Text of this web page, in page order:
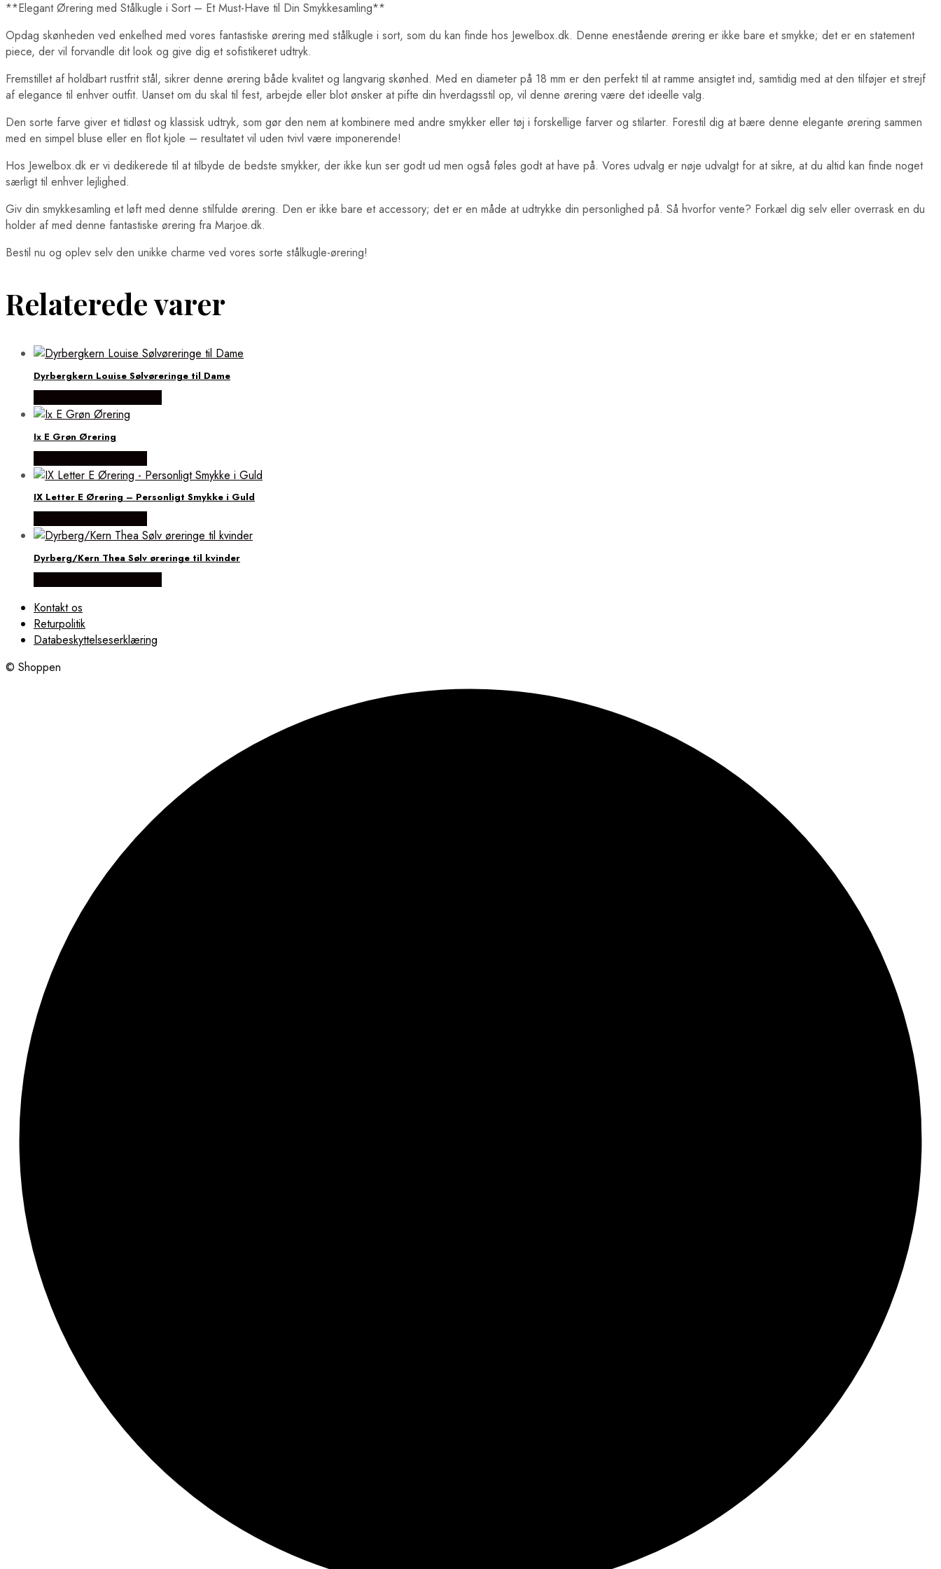
**Elegant Ørering med Stålkugle i Sort – Et Must-Have til Din Smykkesamling**
Opdag skønheden ved enkelhed med vores fantastiske ørering med stålkugle i sort, som du kan finde hos Jewelbox.dk. Denne enestående ørering er ikke bare et smykke; det er en statement
piece, der vil forvandle dit look og give dig et sofistikeret udtryk.
Fremstillet af holdbart rustfrit stål, sikrer denne ørering både kvalitet og langvarig skønhed. Med en diameter på 18 mm er den perfekt til at ramme ansigtet ind, samtidig med at den tilføjer et strejf
af elegance til enhver outfit. Uanset om du skal til fest, arbejde eller blot ønsker at pifte din hverdagsstil op, vil denne ørering være det ideelle valg.
Den sorte farve giver et tidløst og klassisk udtryk, som gør den nem at kombinere med andre smykker eller tøj i forskellige farver og stilarter. Forestil dig at bære denne elegante ørering sammen
med en simpel bluse eller en flot kjole – resultatet vil uden tvivl være imponerende!
Hos Jewelbox.dk er vi dedikerede til at tilbyde de bedste smykker, der ikke kun ser godt ud men også føles godt at have på. Vores udvalg er nøje udvalgt for at sikre, at du altid kan finde noget
særligt til enhver lejlighed.
Giv din smykkesamling et løft med denne stilfulde ørering. Den er ikke bare et accessory; det er en måde at udtrykke din personlighed på. Så hvorfor vente? Forkæl dig selv eller overrask en du
holder af med denne fantastiske ørering fra Marjoe.dk.
Bestil nu og oplev selv den unikke charme ved vores sorte stålkugle-ørering!
Relaterede varer
Dyrbergkern Louise Sølvøreringe til Dame
Ix E Grøn Ørering
IX Letter E Ørering – Personligt Smykke i Guld
Dyrberg/Kern Thea Sølv øreringe til kvinder
Kontakt os
Returpolitik
Databeskyttelseserklæring
© Shoppen